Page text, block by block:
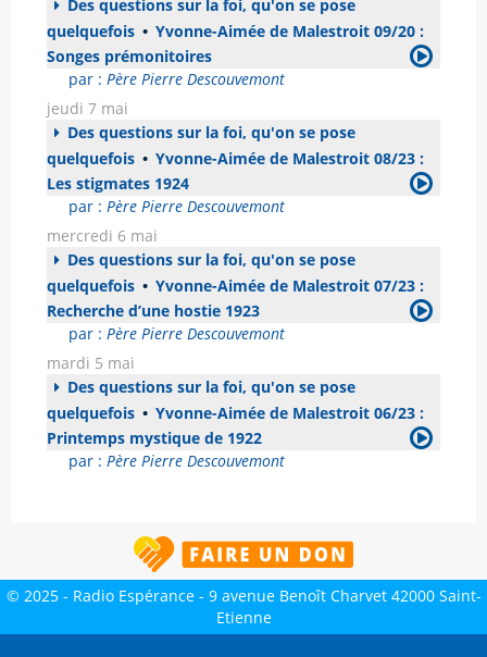
Des questions sur la foi, qu'on se pose
quelquefois • Yvonne-Aimée de Malestroit 09/20 :
Songes prémonitoires
par : Père Pierre Descouvemont
jeudi 7 mai
Des questions sur la foi, qu'on se pose
quelquefois • Yvonne-Aimée de Malestroit 08/23 :
Les stigmates 1924
par : Père Pierre Descouvemont
mercredi 6 mai
Des questions sur la foi, qu'on se pose
quelquefois • Yvonne-Aimée de Malestroit 07/23 :
Recherche d’une hostie 1923
par : Père Pierre Descouvemont
mardi 5 mai
Des questions sur la foi, qu'on se pose
quelquefois • Yvonne-Aimée de Malestroit 06/23 :
Printemps mystique de 1922
par : Père Pierre Descouvemont
© 2025 - Radio Espérance - 9 avenue Benoît Charvet 42000 Saint-
Etienne